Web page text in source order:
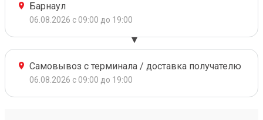
Барнаул
06.08.2026 с 09:00 до 19:00
Самовывоз с терминала / доставка получателю
06.08.2026 с 09:00 до 19:00